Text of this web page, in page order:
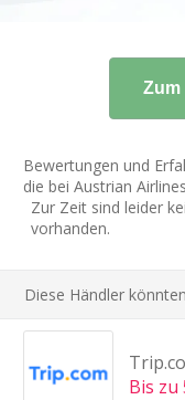
Bewertungen und
die bei Austrian
Zur Zeit sind leider
vorhanden.
Diese Händler
Bis zu